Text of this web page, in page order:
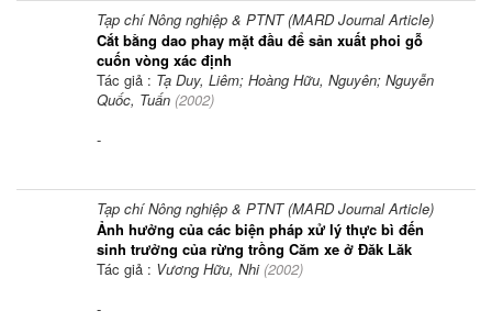
Tạp chí Nông nghiệp & PTNT (MARD Journal Article)
Cắt bằng dao phay mặt đầu để sản xuất phoi gỗ
cuốn vòng xác định
Tác giả : Tạ Duy, Liêm; Hoàng Hữu, Nguyên; Nguyễn
Quốc, Tuấn (2002)
-
Tạp chí Nông nghiệp & PTNT (MARD Journal Article)
Ảnh hưởng của các biện pháp xử lý thực bì đến
sinh trưởng của rừng trồng Căm xe ở Đăk Lăk
Tác giả : Vương Hữu, Nhi(2002)
-